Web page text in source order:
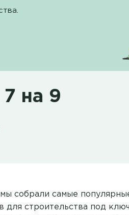
на 9
собрали самые
строительства под